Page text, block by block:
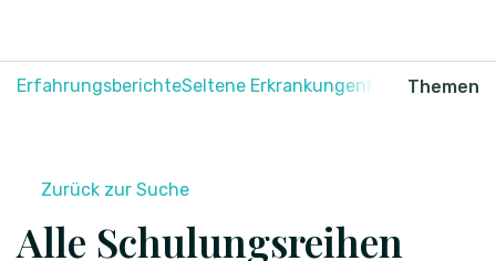
ErfahrungsberichteSeltene ErkrankungenKrebsThemen
Zurück zur Suche
Alle Schulungsreihen